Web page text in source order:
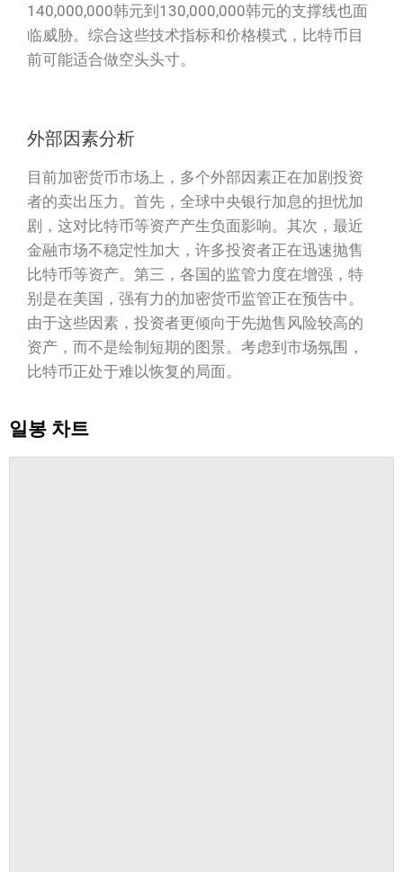
140,000,000韩元到130,000,000韩元的支撑线也面
临威胁。综合这些技术指标和价格模式，比特币目
前可能适合做空头头寸。
外部因素分析
目前加密货币市场上，多个外部因素正在加剧投资
者的卖出压力。首先，全球中央银行加息的担忧加
剧，这对比特币等资产产生负面影响。其次，最近
金融市场不稳定性加大，许多投资者正在迅速抛售
比特币等资产。第三，各国的监管力度在增强，特
别是在美国，强有力的加密货币监管正在预告中。
由于这些因素，投资者更倾向于先抛售风险较高的
资产，而不是绘制短期的图景。考虑到市场氛围，
比特币正处于难以恢复的局面。
일봉 차트